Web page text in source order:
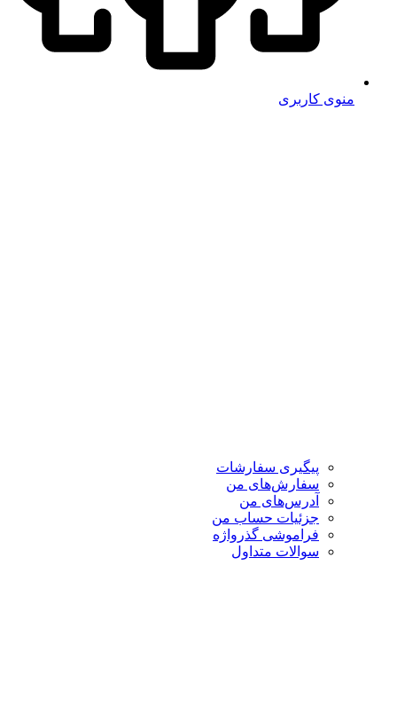
منوی کاربری
پیگیری سفارشات
سفارش‌های من
آدرس‌های من
جزئیات حساب من
فراموشی گذرواژه
سوالات متداول